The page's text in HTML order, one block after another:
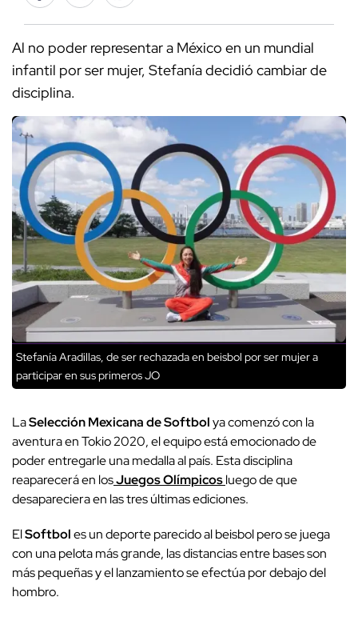
Al no poder representar a México en un mundial
infantil por ser mujer, Stefanía decidió cambiar de
disciplina.
Stefanía Aradillas, de ser rechazada en beisbol por ser mujer a
participar en sus primeros JO
LaSelección Mexicana de Softbolya comenzó con la
aventura en Tokio 2020, el equipo está emocionado de
poder entregarle una medalla al país. Esta disciplina
reaparecerá en losJuegos Olímpicosluego de que
desapareciera en las tres últimas ediciones.
ElSoftboles un deporte parecido al beisbol pero se juega
con una pelota más grande, las distancias entre bases son
más pequeñas y el lanzamiento se efectúa por debajo del
hombro.